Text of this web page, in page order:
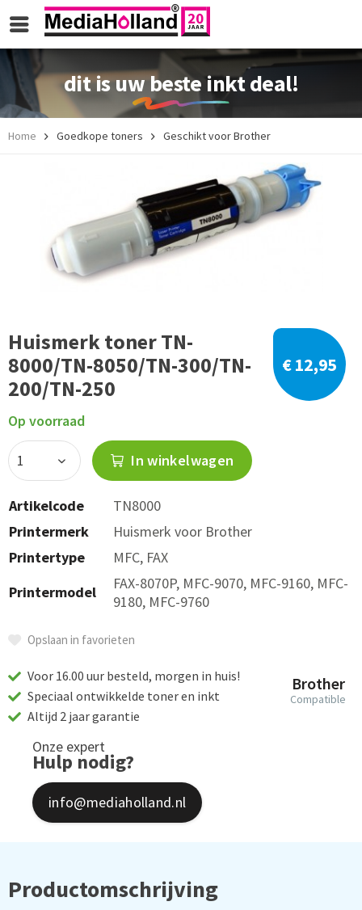
dit is uw beste inkt deal!
Home Goedkope toners Geschikt voor Brother
Huismerk toner TN-
8000/TN-8050/TN-300/TN-
200/TN-250
€ 12,95
Op voorraad
In winkelwagen
Artikelcode
TN8000
Printermerk
Huismerk voor Brother
Printertype
MFC, FAX
Printermodel
FAX-8070P, MFC-9070, MFC-9160, MFC-
9180, MFC-9760
Opslaan in favorieten
Brother
Compatible
Voor 16.00 uur besteld, morgen in huis!
Speciaal ontwikkelde toner en inkt
Altijd 2 jaar garantie
Onze expert
Hulp nodig?
info@mediaholland.nl
Productomschrijving